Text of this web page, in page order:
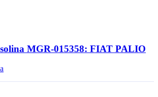
MGR-015358: FIAT PALIO